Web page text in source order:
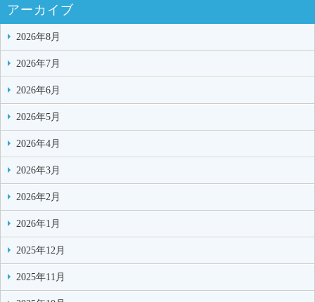
アーカイブ
2026年8月
2026年7月
2026年6月
2026年5月
2026年4月
2026年3月
2026年2月
2026年1月
2025年12月
2025年11月